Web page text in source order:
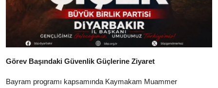
Görev Başındaki Güvenlik Güçlerine Ziyaret
Bayram programı kapsamında Kaymakam Muammer